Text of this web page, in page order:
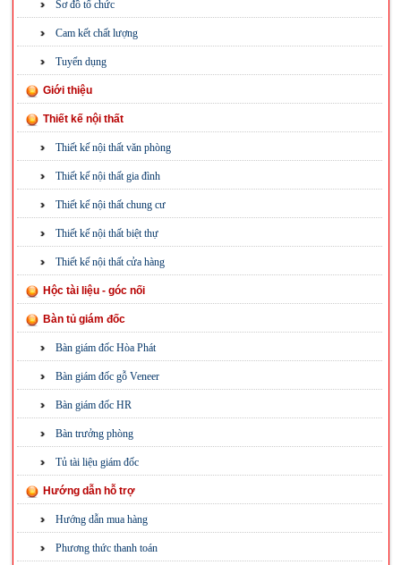
Sơ đồ tổ chức
Cam kết chất lượng
Tuyển dụng
Giới thiệu
Thiết kế nội thất
Thiết kế nội thất văn phòng
Thiết kế nội thất gia đình
Thiết kế nội thất chung cư
Thiết kế nội thất biệt thự
Thiết kế nội thất cửa hàng
Hộc tài liệu - góc nối
Bàn tủ giám đốc
Bàn giám đốc Hòa Phát
Bàn giám đốc gỗ Veneer
Bàn giám đốc HR
Bàn trưởng phòng
Tủ tài liệu giám đốc
Hướng dẫn hỗ trợ
Hướng dẫn mua hàng
Phương thức thanh toán